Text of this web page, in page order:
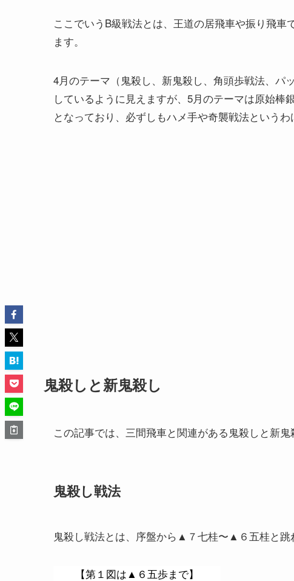
ここでいうB級戦法とは、王道の居飛車や振り飛
ます。
4月のテーマ（鬼殺し、新鬼殺し、角頭歩戦法、パ
しているように見えますが、5月のテーマは原始
となっており、必ずしもハメ手や奇襲戦法というわ
鬼殺しと新鬼殺し
この記事では、三間飛車と関連がある鬼殺しと新鬼
鬼殺し戦法
鬼殺し戦法とは、序盤から▲７七桂〜▲６五桂と跳
【第１図は▲６五歩まで】